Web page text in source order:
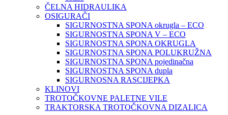
ČELNA HIDRAULIKA
OSIGURAČI
SIGURNOSTNA SPONA okrugla – ECO
SIGURNOSTNA SPONA V – ECO
SIGURNOSTNA SPONA OKRUGLA
SIGURNOSTNA SPONA POLUKRUŽNA
SIGURNOSTNA SPONA pojedinačna
SIGURNOSTNA SPONA dupla
SIGURNOSNA RASCIJEPKA
KLINOVI
TROTOČKOVNE PALETNE VILE
TRAKTORSKA TROTOČKOVNA DIZALICA